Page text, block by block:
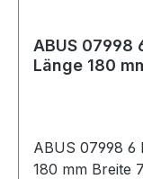
ABUS 07998
Länge 180
ABUS 07998 6
180 mm Breite